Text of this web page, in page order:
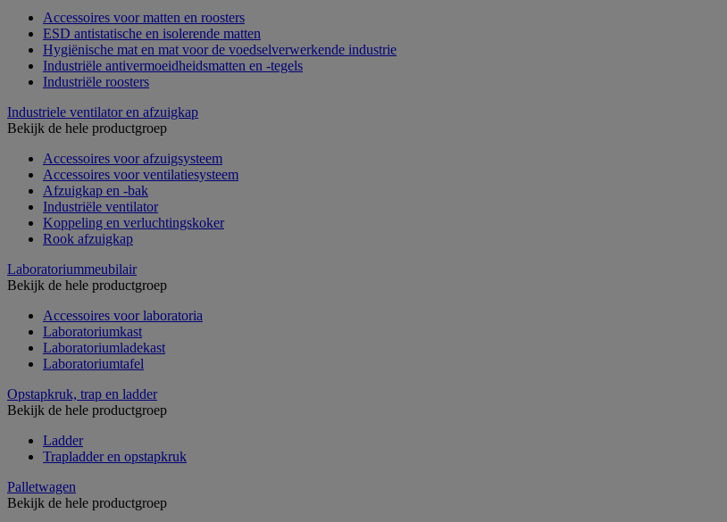
Accessoires voor matten en roosters
ESD antistatische en isolerende matten
Hygiënische mat en mat voor de voedselverwerkende industrie
Industriële antivermoeidheidsmatten en -tegels
Industriële roosters
Industriele ventilator en afzuigkap
Bekijk de hele productgroep
Accessoires voor afzuigsysteem
Accessoires voor ventilatiesysteem
Afzuigkap en -bak
Industriële ventilator
Koppeling en verluchtingskoker
Rook afzuigkap
Laboratoriummeubilair
Bekijk de hele productgroep
Accessoires voor laboratoria
Laboratoriumkast
Laboratoriumladekast
Laboratoriumtafel
Opstapkruk, trap en ladder
Bekijk de hele productgroep
Ladder
Trapladder en opstapkruk
Palletwagen
Bekijk de hele productgroep